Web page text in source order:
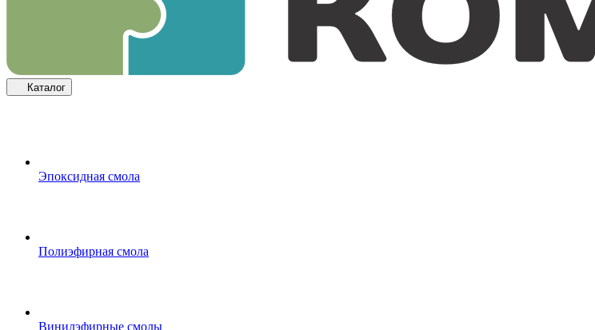
Каталог
Эпоксидная смола
Полиэфирная смола
Винилэфирные смолы